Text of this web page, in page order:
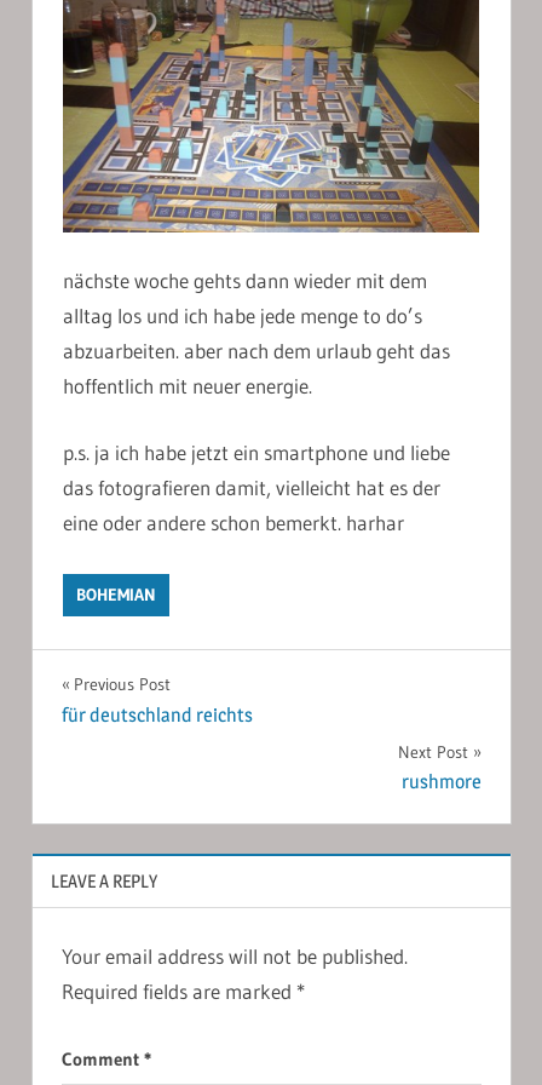
nächste woche gehts dann wieder mit dem
alltag los und ich habe jede menge to do’s
abzuarbeiten. aber nach dem urlaub geht das
hoffentlich mit neuer energie.
p.s. ja ich habe jetzt ein smartphone und liebe
das fotografieren damit, vielleicht hat es der
eine oder andere schon bemerkt. harhar
BOHEMIAN
Post
Previous Post
für deutschland reichts
Next Post
rushmore
LEAVE A REPLY
Your email address will not be published.
Required fields are marked *
Comment *